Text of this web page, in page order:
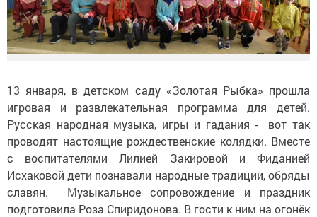
13 января, в детском саду «Золотая Рыбка» прошла
игровая и развлекательная программа для детей.
Русская народная музыка, игры и гадания - вот так
проводят настоящие рождественские колядки. Вместе
с воспитателями Лилией Закировой и Фиданией
Исхаковой дети познавали народные традиции, обряды
славян. Музыкальное сопровождение и праздник
подготовила Роза Спиридонова. В гости к ним на огонёк